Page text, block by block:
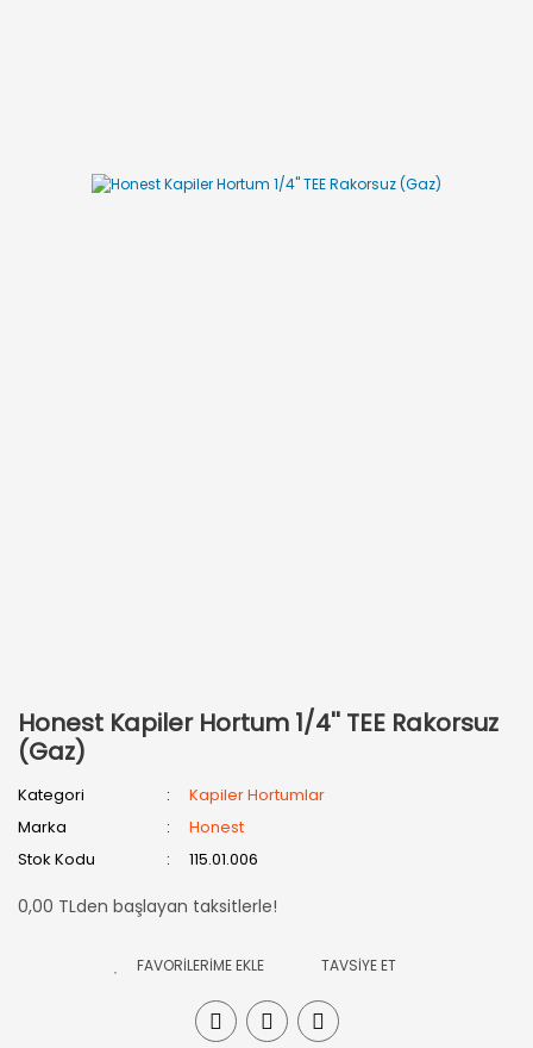
Honest Kapiler Hortum 1/4'' TEE Rakorsuz
(Gaz)
Kategori
Kapiler Hortumlar
Marka
Honest
Stok Kodu
115.01.006
0,00 TLden başlayan taksitlerle!
TAVSİYE ET